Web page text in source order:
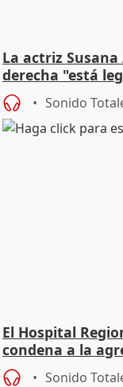
La actriz
derecha "está
Sonido
El Hospital
condena a la
Urgencias
Sonido